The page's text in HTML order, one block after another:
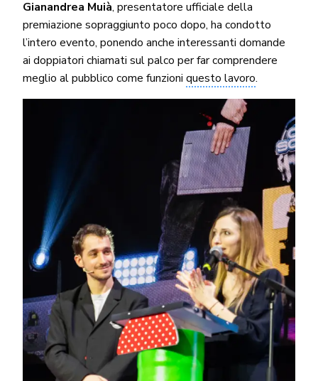
Gianandrea Muià, presentatore ufficiale della
premiazione sopraggiunto poco dopo, ha condotto
l’intero evento, ponendo anche interessanti domande
ai doppiatori chiamati sul palco per far comprendere
meglio al pubblico come funzioniquesto lavoro.